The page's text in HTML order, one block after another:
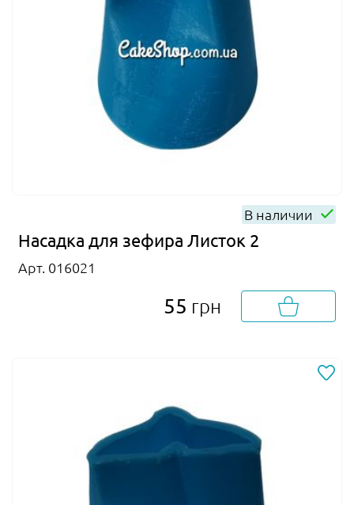
В наличии
Насадка для зефира Листок 2
Арт. 016021
55 грн